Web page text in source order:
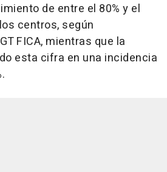
de entre el 80% y el
centros, según
FICA, mientras que la
esta cifra en una incidencia